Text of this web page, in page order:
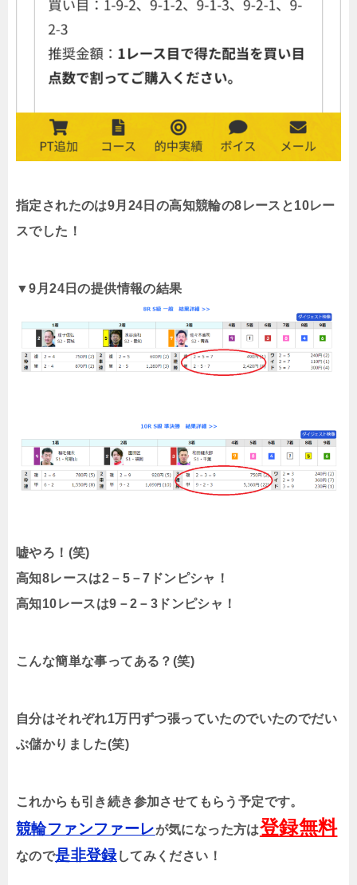
指定されたのは9月24日の高知競輪の8レースと10レー
スでした！
▼9月24日の提供情報の結果
嘘やろ！(笑)
高知8レースは2－5－7ドンピシャ！
高知10レースは9－2－3ドンピシャ！
こんな簡単な事ってある？(笑)
自分はそれぞれ1万円ずつ張っていたのでいたのでだい
ぶ儲かりました(笑)
これからも引き続き参加させてもらう予定です。
競輪ファンファーレが気になった方は登録無料
なので是非登録してみください！